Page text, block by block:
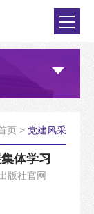
页 > 党建风采
体学习
版社官网